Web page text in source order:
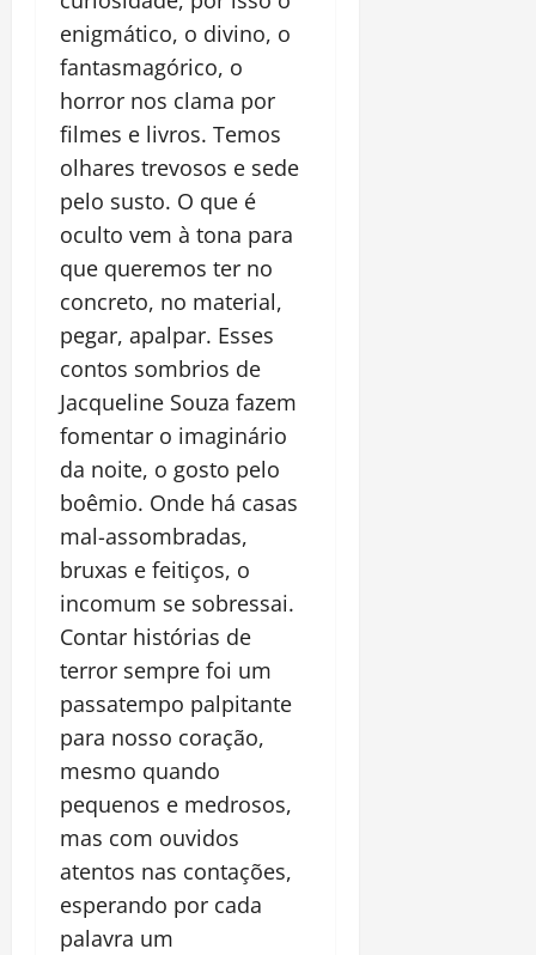
enigmático, o divino, o
fantasmagórico, o
horror nos clama por
filmes e livros. Temos
olhares trevosos e sede
pelo susto. O que é
oculto vem à tona para
que queremos ter no
concreto, no material,
pegar, apalpar. Esses
contos sombrios de
Jacqueline Souza fazem
fomentar o imaginário
da noite, o gosto pelo
boêmio. Onde há casas
mal-assombradas,
bruxas e feitiços, o
incomum se sobressai.
Contar histórias de
terror sempre foi um
passatempo palpitante
para nosso coração,
mesmo quando
pequenos e medrosos,
mas com ouvidos
atentos nas contações,
esperando por cada
palavra um